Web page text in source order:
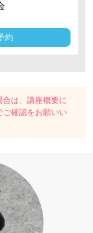
約
合は、講座概要に
ご確認をお願いい